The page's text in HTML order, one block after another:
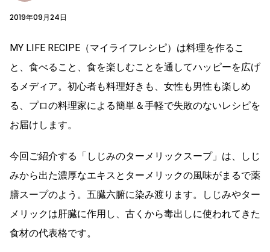
2019年09月24日
MY LIFE RECIPE（マイライフレシピ）は料理を作るこ
と、食べること、食を楽しむことを通してハッピーを広げ
るメディア。初心者も料理好きも、女性も男性も楽しめ
る、プロの料理家による簡単＆手軽で失敗のないレシピを
お届けします。
今回ご紹介する「しじみのターメリックスープ」は、しじ
みから出た濃厚なエキスとターメリックの風味がまるで薬
膳スープのよう。五臓六腑に染み渡ります。しじみやター
メリックは肝臓に作用し、古くから毒出しに使われてきた
食材の代表格です。